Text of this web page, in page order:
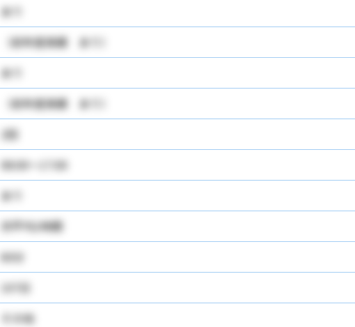
あり
（前年度実績 あり）
あり
（前年度実績 あり）
2回
08:00～17:00
あり
月平均1時間
60分
107日
その他